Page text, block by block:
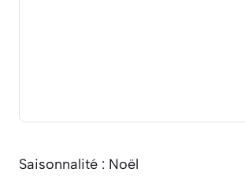
Saisonnalité : Noël